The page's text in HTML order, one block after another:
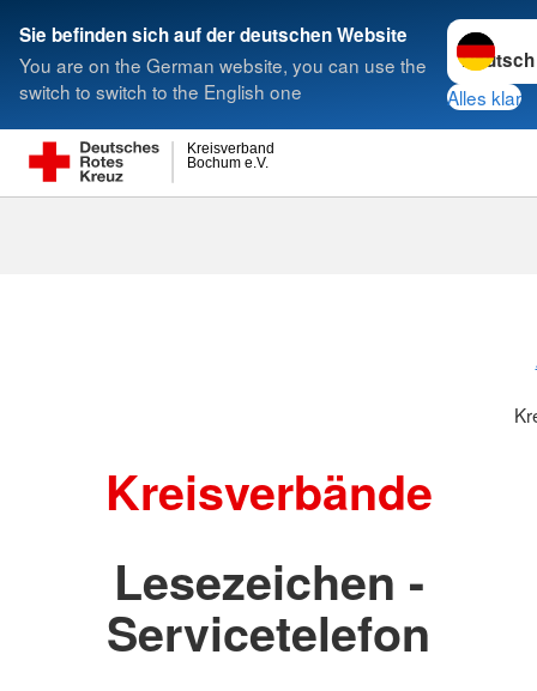
Sie befinden sich auf der deutschen Website
You are on the German website, you can use the
switch to switch to the English one
Sprache
Alles klar
Bochum e.V.
Kreisverband
Suche
Kreisverbände
Lesezeichen -
Servicetelefon